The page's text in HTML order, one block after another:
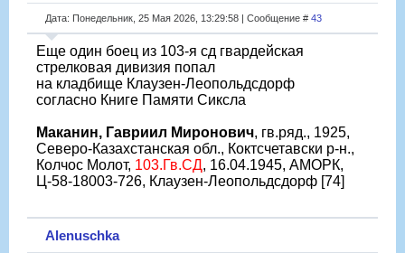
Дата: Понедельник, 25 Мая 2026, 13:29:58 | Сообщение # 43
Еще один боец из 103-я сд гвардейская
стрелковая дивизия попал
на кладбище Клаузен-Леопольдсдорф
согласно Книге Памяти Сиксла
Маканин, Гавриил Миронович, гв.ряд., 1925,
Северо-Казахстанская обл., Коктсчетавски р-н.,
Колчос Молот, 103.Гв.СД, 16.04.1945, АМОРК,
Ц-58-18003-726, Клаузен-Леопольдсдорф [74]
Alenuschka